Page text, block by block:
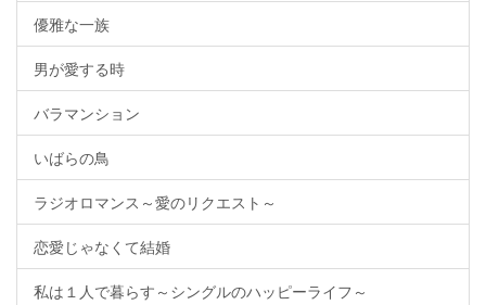
優雅な一族
男が愛する時
バラマンション
いばらの鳥
ラジオロマンス～愛のリクエスト～
恋愛じゃなくて結婚
私は１人で暮らす～シングルのハッピーライフ～